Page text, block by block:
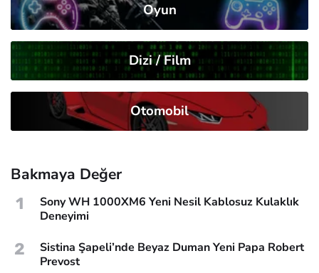
Oyun
Dizi / Film
Otomobil
Bakmaya Değer
1
Sony WH 1000XM6 Yeni Nesil Kablosuz Kulaklık
Deneyimi
2
Sistina Şapeli’nde Beyaz Duman Yeni Papa Robert
Prevost